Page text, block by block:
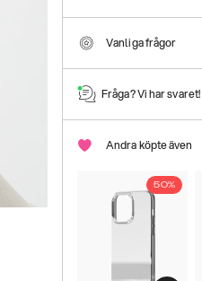
Vanliga frågor
Fråga? Vi har svaret!
Andra köpte även
50%